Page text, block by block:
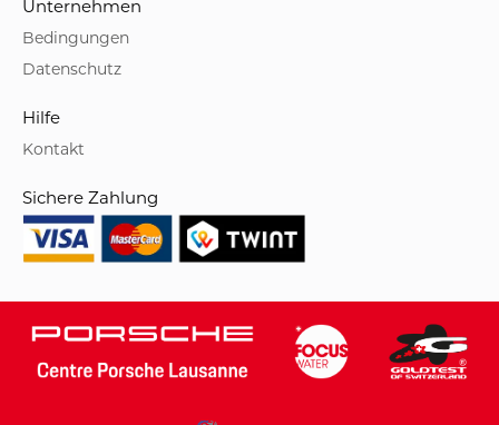
Unternehmen
Bedingungen
Datenschutz
Hilfe
Kontakt
Sichere Zahlung